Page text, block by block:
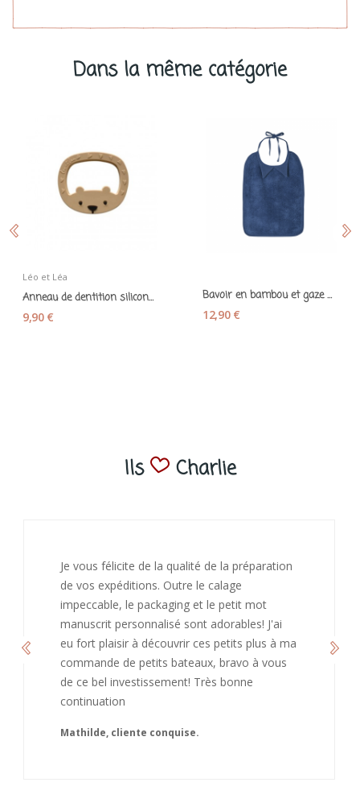
Dans la même catégorie
Léo et Léa
Anneau de dentition silicone "grand ours" ice...
9,90 €
Bavoir en bambou et gaze de coton bleu indigo -...
12,90 €
Ils Charlie
J’ai adoré ouvrir ce paquet votre message est
bienveillant et fait plaisir. Je ne manquerai pas
de recommandé chez vous. Bonne
continuation et merci à vous.
Caroline